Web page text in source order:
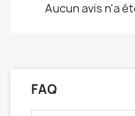
Aucun avis n'a
FAQ